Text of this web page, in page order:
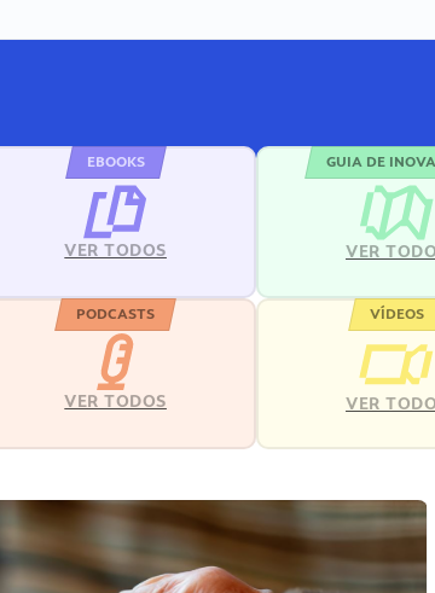
EBOOKS
VER TODOS
GUIA DE
VER
PODCASTS
VER TODOS
VÍDEOS
VER